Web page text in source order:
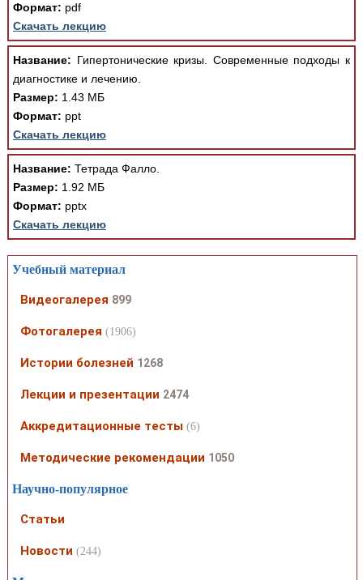
Формат: pdf
Скачать лекцию
Название: Гипертонические кризы. Современные подходы к
диагностике и лечению.
Размер: 1.43 МБ
Формат: ppt
Скачать лекцию
Название: Тетрада Фалло.
Размер: 1.92 МБ
Формат: pptx
Скачать лекцию
Учебный материал
Видеогалерея 899
Фотогалерея (1906)
Истории болезней 1268
Лекции и презентации 2474
Аккредитационные тесты (6)
Методические рекомендации 1050
Научно-популярное
Статьи
Новости (244)